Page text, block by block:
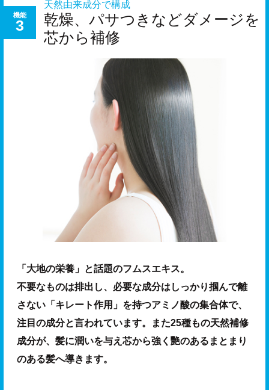
機能
3
天然由来成分で構成
乾燥、パサつきなどダメージを
芯から補修
「大地の栄養」と話題のフムスエキス。
不要なものは排出し、必要な成分はしっかり掴んで離
さない「キレート作用」を持つアミノ酸の集合体で、
注目の成分と言われています。また25種もの天然補修
成分が、髪に潤いを与え芯から強く艷のあるまとまり
のある髪へ導きます。